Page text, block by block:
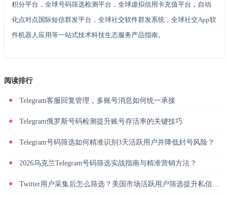
积分平台，全球号码筛选检测平台，全球虚拟信用卡充值平台，自动
化点对点国际短信群发平台，全球社交软件群发系统，全球社交App软
件机器人应用等一站式技术科技生态服务产品指南。
阅读排行
Telegram客服回复管理，多账号消息如何统一承接
Telegram俄罗斯号码检测提升账号存活率的关键技巧
Telegram号码筛选如何精准识别3天活跃用户并降低封号风险？
2026乌克兰Telegram号码筛选实战指南与精准营销方法？
Twitter用户采集后怎么筛选？美国市场活跃用户筛选提升私信回复率